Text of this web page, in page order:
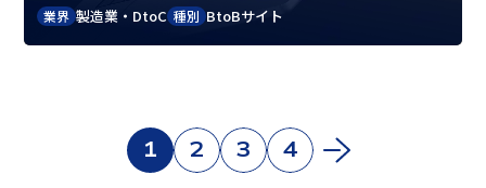
業界 製造業・DtoC 種別 BtoBサイト
1 2 3 4